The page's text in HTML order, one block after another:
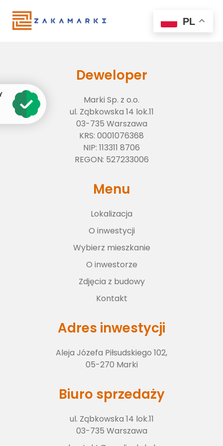
Lokalizacja
Wybierz lokal
O inwestorze
Zdjęcia z budowy
Kontakt
Deweloper
Marki Sp. z o.o.
ul. Ząbkowska 14 lok.11
03-735 Warszawa
KRS: 0001076368
NIP: 113311 8706
REGON: 527233006
Menu
Lokalizacja
O inwestycji
Wybierz mieszkanie
O inwestorze
Zdjęcia z budowy
Kontakt
Adres inwestycji
Aleja Józefa Piłsudskiego 102,
05-270 Marki
Biuro sprzedaży
ul. Ząbkowska 14 lok.11
03-735 Warszawa
PL